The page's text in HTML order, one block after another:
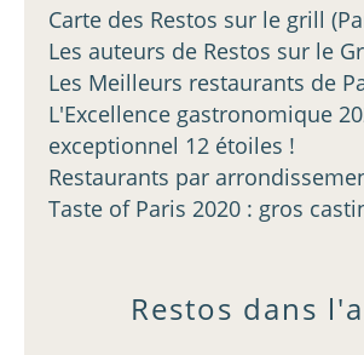
Carte des Restos sur le grill
Les auteurs de Restos sur le
Les Meilleurs restaurants de
L'Excellence gastronomique
exceptionnel 12 étoiles !
Restaurants par
Taste of Paris 2020 : gros
Restos dans